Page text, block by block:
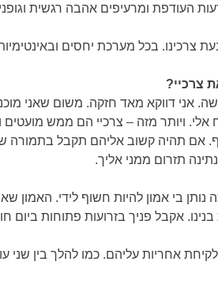
העודפת ומרעיפים אהבה רגשית
צרכינו. בכל מערכת יחסים
צרכיי?
אני דווקא מאד חזקה. משום שאני
ויותר מזה – צרכיי הם ממש
אם תהיה קשוב אליהם תקבל בתמורה
תזרום ממני אליך.
בי אמון להיות חשוף לידי. האמון
אקבל פניך בזרועות פתוחות ביום
לקיחת אחריות עליהם. כמו להלך בין